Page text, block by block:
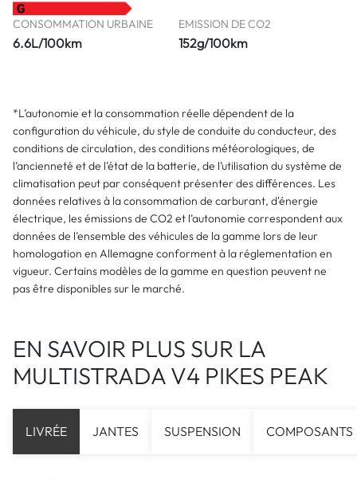
CONSOMMATION URBAINE
6.6L/100km
EMISSION DE CO2
152g/100km
*L’autonomie et la consommation réelle dépendent de la
configuration du véhicule, du style de conduite du conducteur, des
conditions de circulation, des conditions météorologiques, de
l’ancienneté et de l’état de la batterie, de l’utilisation du système de
climatisation peut par conséquent présenter des différences. Les
données relatives à la consommation de carburant, d'énergie
électrique, les émissions de CO2 et l’autonomie correspondent aux
données de l’ensemble des véhicules de la gamme lors de leur
homologation en Allemagne conforment à la réglementation en
vigueur. Certains modèles de la gamme en question peuvent ne
pas être disponibles sur le marché.
EN SAVOIR PLUS SUR LA
MULTISTRADA V4 PIKES PEAK
LIVRÉE JANTES SUSPENSION COMPOSANTS